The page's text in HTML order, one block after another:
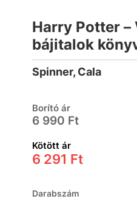
Harry Potter –
bájitalok
Spinner, Cala
Borító ár
6 990 Ft
Kötött ár
6 291 Ft
Darabszám